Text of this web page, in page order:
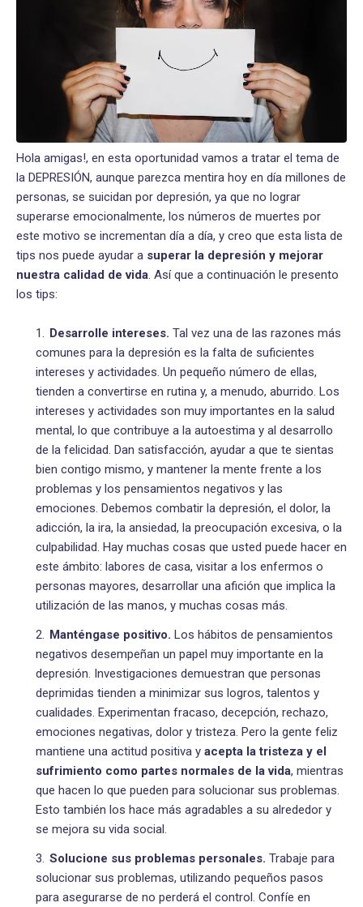
Hola amigas!, en esta oportunidad vamos a tratar el tema de
la DEPRESIÓN, aunque parezca mentira hoy en día millones de
personas, se suicidan por depresión, ya que no lograr
superarse emocionalmente, los números de muertes por
este motivo se incrementan día a día, y creo que esta lista de
tips nos puede ayudar a superar la depresión y mejorar
nuestra calidad de vida. Así que a continuación le presento
los tips:
Desarrolle intereses. Tal vez una de las razones más
comunes para la depresión es la falta de suficientes
intereses y actividades. Un pequeño número de ellas,
tienden a convertirse en rutina y, a menudo, aburrido. Los
intereses y actividades son muy importantes en la salud
mental, lo que contribuye a la autoestima y al desarrollo
de la felicidad. Dan satisfacción, ayudar a que te sientas
bien contigo mismo, y mantener la mente frente a los
problemas y los pensamientos negativos y las
emociones. Debemos combatir la depresión, el dolor, la
adicción, la ira, la ansiedad, la preocupación excesiva, o la
culpabilidad. Hay muchas cosas que usted puede hacer en
este ámbito: labores de casa, visitar a los enfermos o
personas mayores, desarrollar una afición que implica la
utilización de las manos, y muchas cosas más.
Manténgase positivo. Los hábitos de pensamientos
negativos desempeñan un papel muy importante en la
depresión. Investigaciones demuestran que personas
deprimidas tienden a minimizar sus logros, talentos y
cualidades. Experimentan fracaso, decepción, rechazo,
emociones negativas, dolor y tristeza. Pero la gente feliz
mantiene una actitud positiva y acepta la tristeza y el
sufrimiento como partes normales de la vida, mientras
que hacen lo que pueden para solucionar sus problemas.
Esto también los hace más agradables a su alrededor y
se mejora su vida social.
Solucione sus problemas personales. Trabaje para
solucionar sus problemas, utilizando pequeños pasos
para asegurarse de no perderá el control. Confíe en